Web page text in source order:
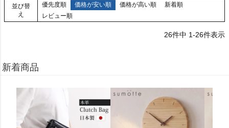
並び替
え
優先度順 価格が安い順 価格が高い順
新着順
レビュー順
26件中 1-26件表示
新着商品